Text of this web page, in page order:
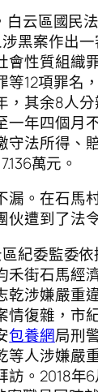
白云區國民
黑案作出一
會性質組織
等12項罪名
，其余8人
一年四個月
守法所得、
萬元。
漏。在石馬
伙遭到了法
紀委監委依
禾街石馬經
乾涉嫌嚴重
情復雜，市
包養網局刑
等人涉嫌嚴
訪。2018年